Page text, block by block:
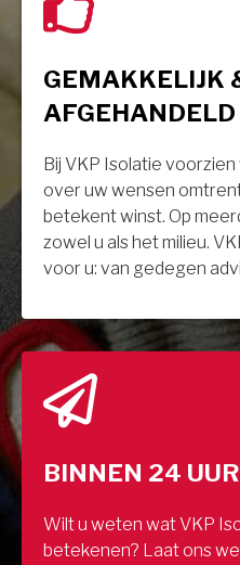
GEMAKKELIJK
AFGEHANDELD
Bij VKP Isolatie
over uw wensen
betekent winst. Op
zowel u als het milieu.
voor u: van gedegen
BINNEN 24
Wilt u weten wat VKP
betekenen? Laat ons